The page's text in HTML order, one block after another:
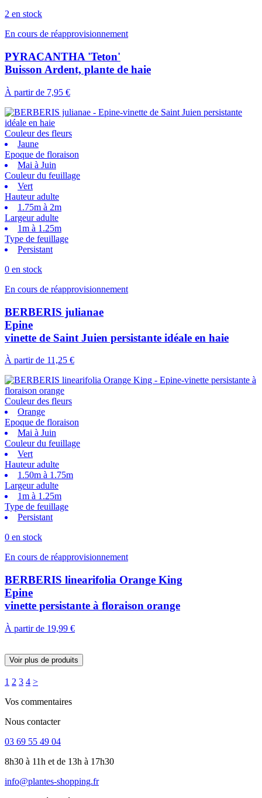
2 en stock
En cours de réapprovisionnement
PYRACANTHA 'Teton'
Buisson Ardent, plante de haie
À partir de 7,95 €
Couleur des fleurs
Jaune
Epoque de floraison
Mai à Juin
Couleur du feuillage
Vert
Hauteur adulte
1.75m à 2m
Largeur adulte
1m à 1.25m
Type de feuillage
Persistant
0 en stock
En cours de réapprovisionnement
BERBERIS julianae
Epine
vinette de Saint Juien persistante idéale en haie
À partir de 11,25 €
Couleur des fleurs
Orange
Epoque de floraison
Mai à Juin
Couleur du feuillage
Vert
Hauteur adulte
1.50m à 1.75m
Largeur adulte
1m à 1.25m
Type de feuillage
Persistant
0 en stock
En cours de réapprovisionnement
BERBERIS linearifolia Orange King
Epine
vinette persistante à floraison orange
À partir de 19,99 €
Voir plus de produits
1 2 3 4 >
Vos commentaires
Nous contacter
03 69 55 49 04
8h30 à 11h et de 13h à 17h30
info@plantes-shopping.fr